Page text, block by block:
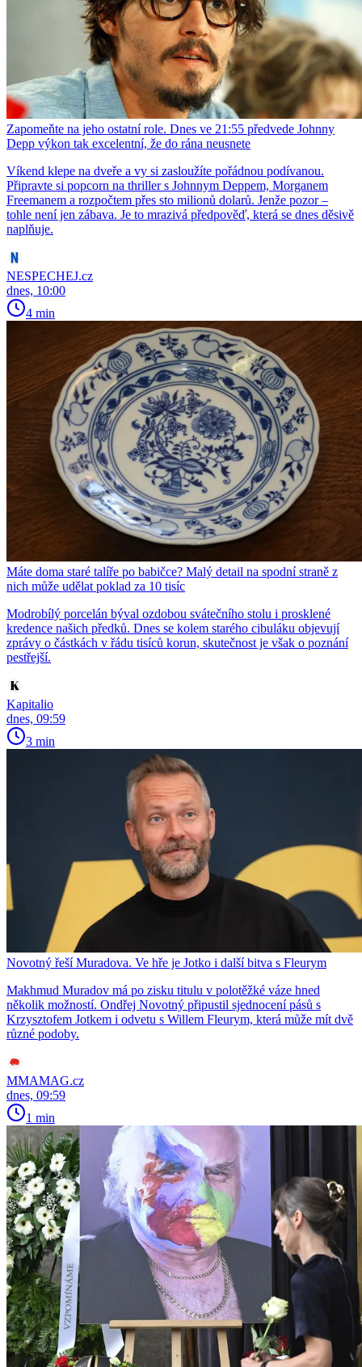
Zapomeňte na jeho ostatní role. Dnes ve 21:55 předvede Johnny
Depp výkon tak excelentní, že do rána neusnete
Víkend klepe na dveře a vy si zasloužíte pořádnou podívanou.
Připravte si popcorn na thriller s Johnnym Deppem, Morganem
Freemanem a rozpočtem přes sto milionů dolarů. Jenže pozor –
tohle není jen zábava. Je to mrazivá předpověď, která se dnes děsivě
naplňuje.
NESPECHEJ.cz
dnes, 10:00
4 min
Máte doma staré talíře po babičce? Malý detail na spodní straně z
nich může udělat poklad za 10 tisíc
Modrobílý porcelán býval ozdobou svátečního stolu i prosklené
kredence našich předků. Dnes se kolem starého cibuláku objevují
zprávy o částkách v řádu tisíců korun, skutečnost je však o poznání
pestřejší.
Kapitalio
dnes, 09:59
3 min
Novotný řeší Muradova. Ve hře je Jotko i další bitva s Fleurym
Makhmud Muradov má po zisku titulu v polotěžké váze hned
několik možností. Ondřej Novotný připustil sjednocení pásů s
Krzysztofem Jotkem i odvetu s Willem Fleurym, která může mít dvě
různé podoby.
MMAMAG.cz
dnes, 09:59
1 min